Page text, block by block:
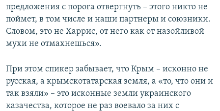
предложения с порога отвергнуть – этого никто не
поймет, в том числе и наши партнеры и союзники.
Словом, это не Харрис, от него как от назойливой
мухи не отмахнешься».
При этом спикер забывает, что Крым – исконно не
русская, а крымскотатарская земля, а «то, что они и
так взяли» – это исконные земли украинского
казачества, которое не раз воевало за них с